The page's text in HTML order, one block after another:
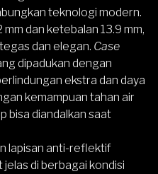
teknologi modern.
dan ketebalan 13.9 mm,
dan elegan. Case
dipadukan dengan
ekstra dan daya
kemampuan tahan air
bisa diandalkan saat
lapisan anti-reflektif
di berbagai kondisi